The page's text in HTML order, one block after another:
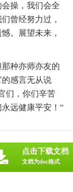
操，我们会全
曾经努力过，
。展望未来，
种亦师亦友的
感言无从说
们，你们辛苦
远健康平安！”
点击下载文档
文档为doc格式